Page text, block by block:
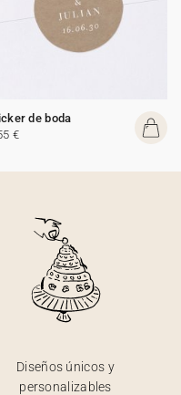
de boda
€
Diseños únicos y
personalizables